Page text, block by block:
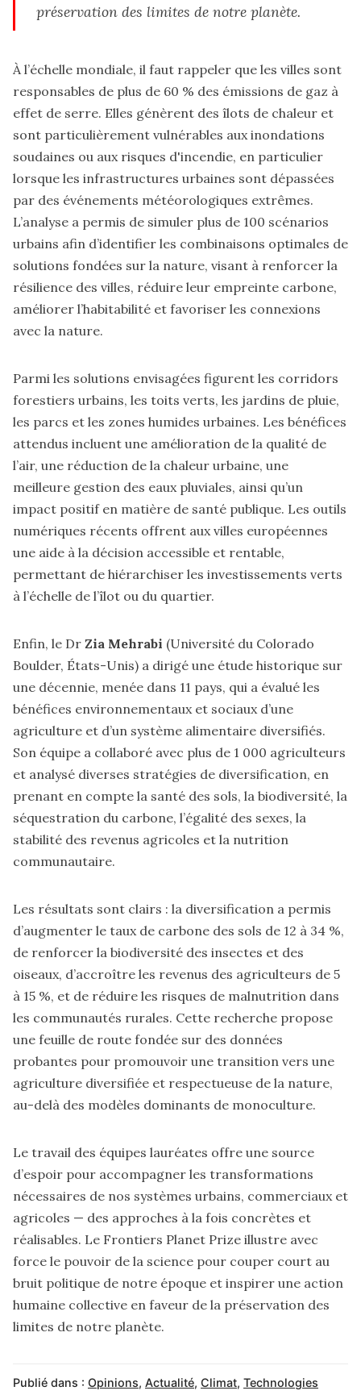
préservation des limites de notre planète.
À l’échelle mondiale, il faut rappeler que les villes sont
responsables de plus de 60 % des émissions de gaz à
effet de serre. Elles génèrent des îlots de chaleur et
sont particulièrement vulnérables aux inondations
soudaines ou aux risques d'incendie, en particulier
lorsque les infrastructures urbaines sont dépassées
par des événements météorologiques extrêmes.
L’analyse a permis de simuler plus de 100 scénarios
urbains afin d’identifier les combinaisons optimales de
solutions fondées sur la nature, visant à renforcer la
résilience des villes, réduire leur empreinte carbone,
améliorer l’habitabilité et favoriser les connexions
avec la nature.
Parmi les solutions envisagées figurent les corridors
forestiers urbains, les toits verts, les jardins de pluie,
les parcs et les zones humides urbaines. Les bénéfices
attendus incluent une amélioration de la qualité de
l’air, une réduction de la chaleur urbaine, une
meilleure gestion des eaux pluviales, ainsi qu’un
impact positif en matière de santé publique. Les outils
numériques récents offrent aux villes européennes
une aide à la décision accessible et rentable,
permettant de hiérarchiser les investissements verts
à l’échelle de l’îlot ou du quartier.
Enfin, le Dr Zia Mehrabi (Université du Colorado
Boulder, États-Unis) a dirigé une étude historique sur
une décennie, menée dans 11 pays, qui a évalué les
bénéfices environnementaux et sociaux d’une
agriculture et d’un système alimentaire diversifiés.
Son équipe a collaboré avec plus de 1 000 agriculteurs
et analysé diverses stratégies de diversification, en
prenant en compte la santé des sols, la biodiversité, la
séquestration du carbone, l’égalité des sexes, la
stabilité des revenus agricoles et la nutrition
communautaire.
Les résultats sont clairs : la diversification a permis
d’augmenter le taux de carbone des sols de 12 à 34 %,
de renforcer la biodiversité des insectes et des
oiseaux, d’accroître les revenus des agriculteurs de 5
à 15 %, et de réduire les risques de malnutrition dans
les communautés rurales. Cette recherche propose
une feuille de route fondée sur des données
probantes pour promouvoir une transition vers une
agriculture diversifiée et respectueuse de la nature,
au-delà des modèles dominants de monoculture.
Le travail des équipes lauréates offre une source
d’espoir pour accompagner les transformations
nécessaires de nos systèmes urbains, commerciaux et
agricoles — des approches à la fois concrètes et
réalisables. Le Frontiers Planet Prize illustre avec
force le pouvoir de la science pour couper court au
bruit politique de notre époque et inspirer une action
humaine collective en faveur de la préservation des
limites de notre planète.
Publié dans : Opinions, Actualité, Climat, Technologies